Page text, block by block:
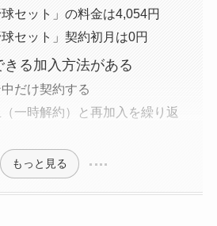
球セット」の料金は4,054円
球セット」契約初月は0円
きる加入方法がある
だけ契約する
一時解約）と再加入を繰り返
もっと見る